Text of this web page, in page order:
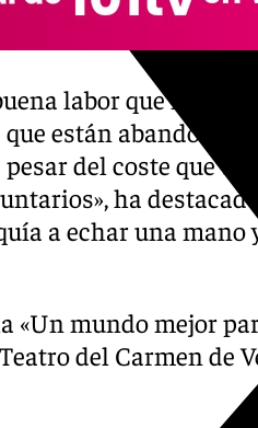
labor que la
que están
del coste que
ha
a echar una
«Un mundo mejor
del Carmen de